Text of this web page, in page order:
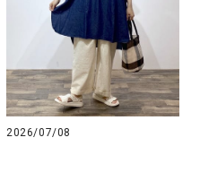
2026/07/08